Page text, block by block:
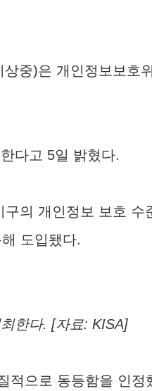
중)은 개인정보보
다고 5일 밝혔다.
의 개인정보 보호
도입됐다.
한다. [자료: KISA]
으로 동등함을 인